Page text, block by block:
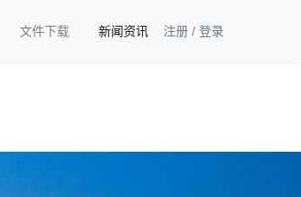
文件下载 新闻资讯 注册 / 登录